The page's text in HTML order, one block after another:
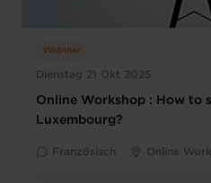
Dienstag 21 Okt 2025
Webinar
Online Workshop : How to
Luxembourg?
Französisch Online